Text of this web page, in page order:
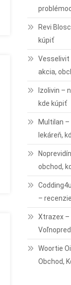
Revi
kúpiť
Vesselivit
akcia,
Izolivin –
kde kúpiť
Multilan –
lekáreň,
obchod,
–
Xtrazex –
Woortie
Obchod,